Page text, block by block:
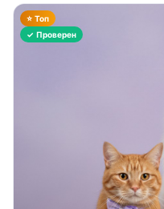
⭐ Топ
✓ Проверен